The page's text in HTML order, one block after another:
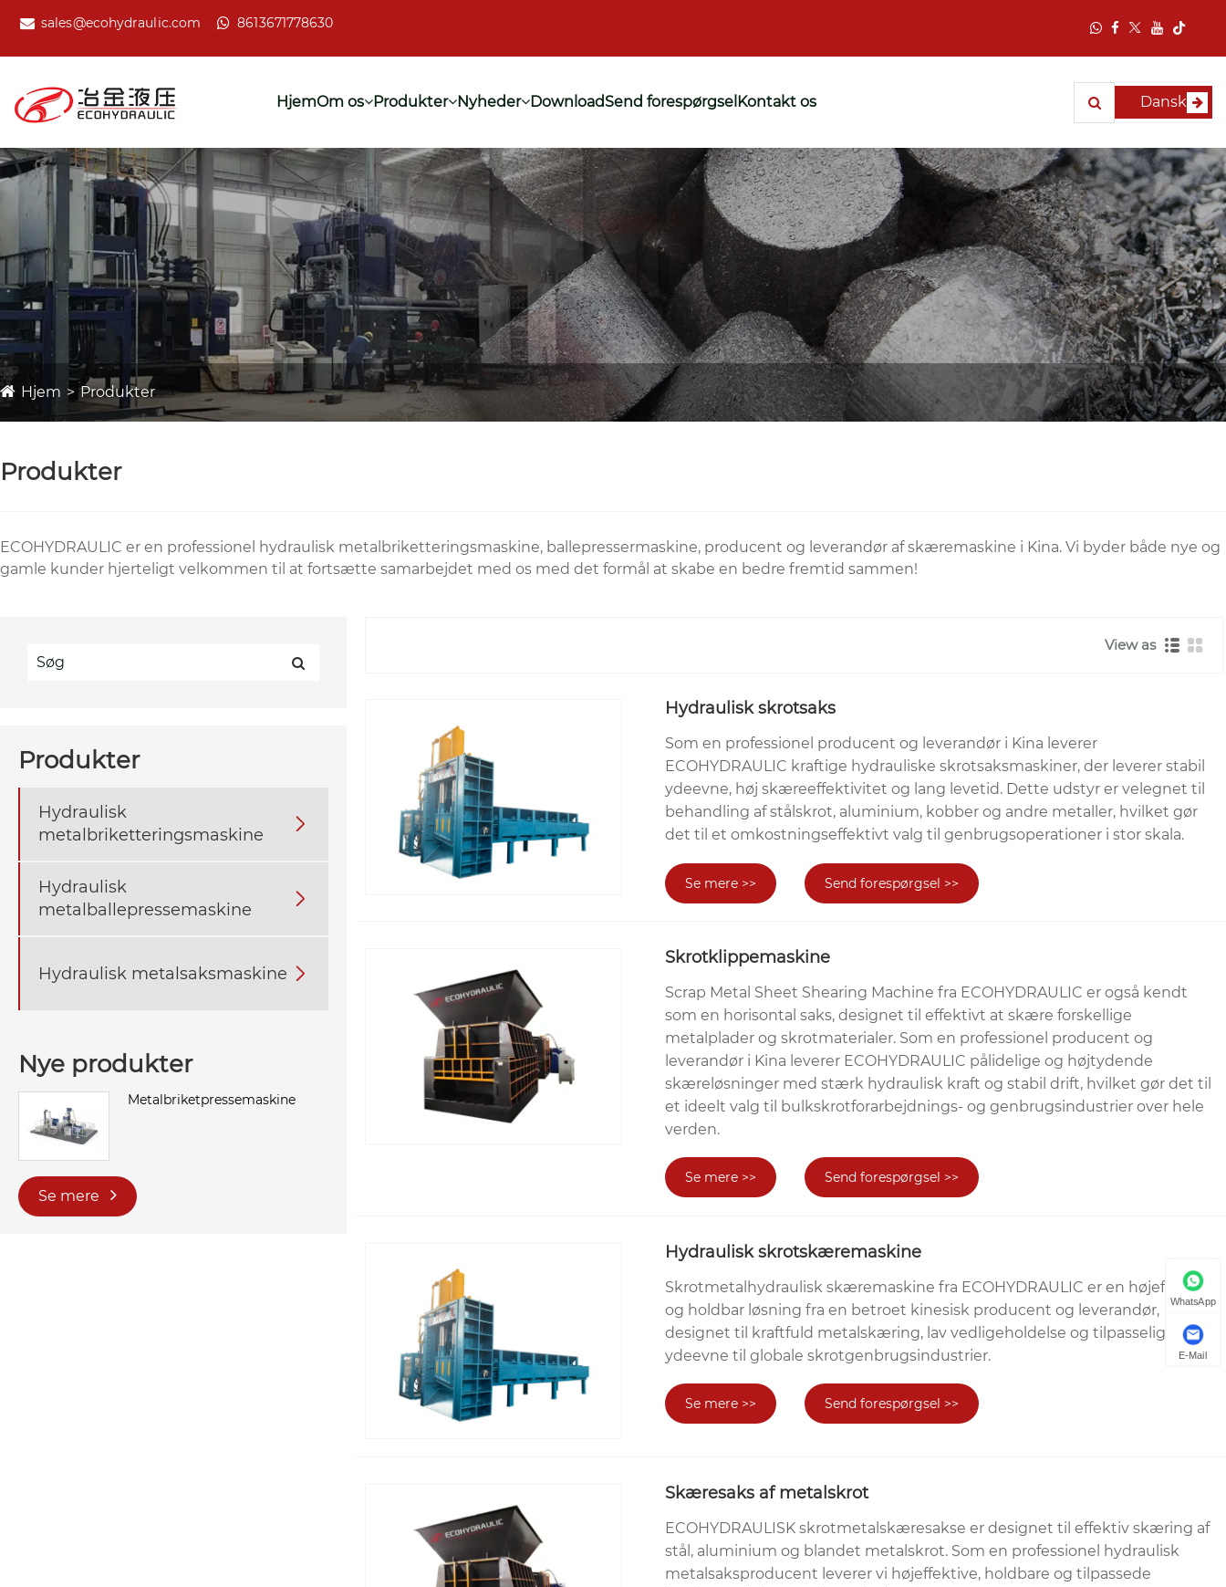
sales@ecohydraulic.com 8613671778630
HjemOm os Produkter Nyheder DownloadSend forespørgsel Kontakt os Dansk
Hjem Produkter
Produkter
ECOHYDRAULIC er en professionel hydraulisk metalbriketteringsmaskine, ballepressermaskine, producent og leverandør af skæremaskine i Kina. Vi byder både nye og
gamle kunder hjerteligt velkommen til at fortsætte samarbejdet med os med det formål at skabe en bedre fremtid sammen!
Produkter
Hydraulisk
metalbriketteringsmaskine

Hydraulisk
metalballepressemaskine

Hydraulisk metalsaksmaskine 
Nye produkter
Metalbriketpressemaskine
Se mere
View as
Hydraulisk skrotsaks
Som en professionel producent og leverandør i Kina leverer
ECOHYDRAULIC kraftige hydrauliske skrotsaksmaskiner, der leverer stabil
ydeevne, høj skæreeffektivitet og lang levetid. Dette udstyr er velegnet til
behandling af stålskrot, aluminium, kobber og andre metaller, hvilket gør
det til et omkostningseffektivt valg til genbrugsoperationer i stor skala.
Se mere >> Send forespørgsel >>
Skrotklippemaskine
Scrap Metal Sheet Shearing Machine fra ECOHYDRAULIC er også kendt
som en horisontal saks, designet til effektivt at skære forskellige
metalplader og skrotmaterialer. Som en professionel producent og
leverandør i Kina leverer ECOHYDRAULIC pålidelige og højtydende
skæreløsninger med stærk hydraulisk kraft og stabil drift, hvilket gør det til
et ideelt valg til bulkskrotforarbejdnings- og genbrugsindustrier over hele
verden.
Se mere >> Send forespørgsel >>
Hydraulisk skrotskæremaskine
Skrotmetalhydraulisk skæremaskine fra ECOHYDRAULIC er en højeffektiv
og holdbar løsning fra en betroet kinesisk producent og leverandør,
designet til kraftfuld metalskæring, lav vedligeholdelse og tilpasselig
ydeevne til globale skrotgenbrugsindustrier.
Se mere >> Send forespørgsel >>
Skæresaks af metalskrot
ECOHYDRAULISK skrotmetalskæresakse er designet til effektiv skæring af
stål, aluminium og blandet metalskrot. Som en professionel hydraulisk
metalsaksproducent leverer vi højeffektive, holdbare og tilpassede
WhatsApp
E-Mail